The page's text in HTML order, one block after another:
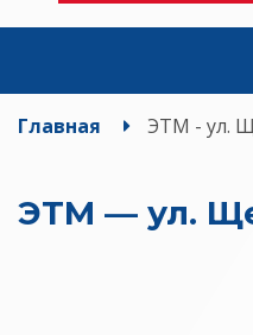
Главная ЭТМ - ул.
ЭТМ — ул.